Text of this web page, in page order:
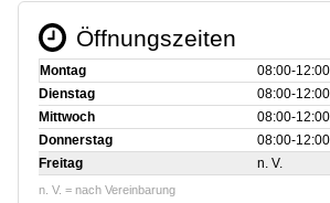
Öffnungszeiten
Montag
08:00‑12:00
Dienstag
08:00‑12:00
Mittwoch
08:00‑12:00
Donnerstag
08:00‑12:00
Freitag
n. V.
n. V. = nach Vereinbarung